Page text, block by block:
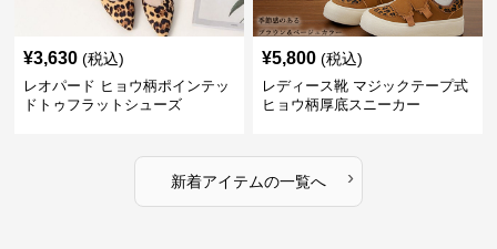
¥3,630 (税込)
レオパード ヒョウ柄ポインテッ
ドトゥフラットシューズ
¥5,800 (税込)
レディース靴 マジックテープ式
ヒョウ柄厚底スニーカー
新着アイテムの一覧へ ›